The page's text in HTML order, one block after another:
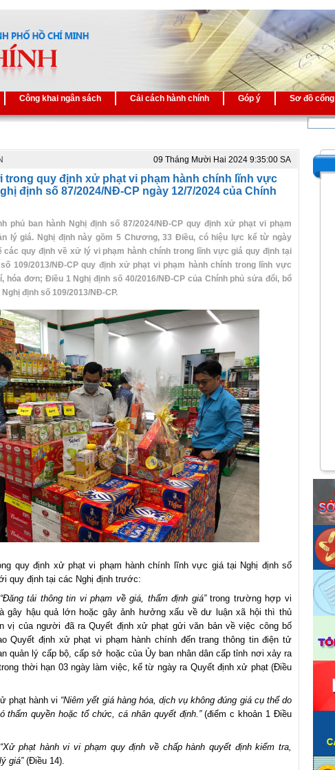
Công khai ngân sách Cải cách hành chính Góp ý Sơ đồ cổng
09 Tháng Mười Hai 2024 9:35:00 SA
trong quy định xử phạt vi phạm hành chính lĩnh vực
định số 87/2024/NĐ-CP ngày 12/7/2024 của Chính
phủ ban hành Nghị định số 87/2024/NĐ-CP quy định xử phạt vi phạm
lý giá. Nghị định này gồm 5 Chương, 33 Điều, có hiệu lực kể từ ngày
các quy định về xử lý vi phạm hành chính trong lĩnh vực giá quy định tại
109/2013/NĐ-CP quy định xử phạt vi phạm hành chính trong lĩnh vực
hóa đơn; Điều 1 Nghị định số 40/2016/NĐ-CP của Chính phủ sửa đổi, bổ
định số 109/2013/NĐ-CP.
quy định xử phạt vi phạm hành chính lĩnh vực giá tại Nghị định số
quy định tại các Nghị định trước:
“Đăng tải thông tin vi phạm về giá, thẩm định giá”trong trường hợp vi
gây hậu quả lớn hoặc gây ảnh hưởng xấu về dư luận xã hội thì thủ
vị của người đã ra Quyết định xử phạt gửi văn bản về việc công bố
Quyết định xử phạt vi phạm hành chính đến trang thông tin điện tử
quản lý cấp bộ, cấp sở hoặc của Ủy ban nhân dân cấp tỉnh nơi xảy ra
thời hạn 03 ngày làm việc, kể từ ngày ra Quyết định xử phạt (Điều
phạt hành vi “Niêm yết giá hàng hóa, dịch vụ không đúng giá cụ thể do
thẩm quyền hoặc tổ chức, cá nhân quyết định.”(điểm c khoản 1 Điều
“Xử phạt hành vi vi phạm quy định về chấp hành quyết định kiểm tra,
giá”(Điều 14).